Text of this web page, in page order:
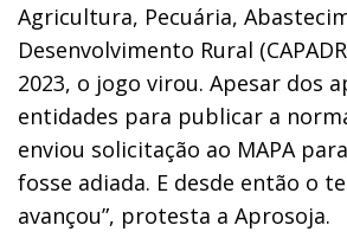
Agricultura, Pecuária,
Desenvolvimento Rural
2023, o jogo virou. Apesar dos
entidades para publicar a
enviou solicitação ao MAPA
fosse adiada. E desde então o
avançou”, protesta a Aprosoja.